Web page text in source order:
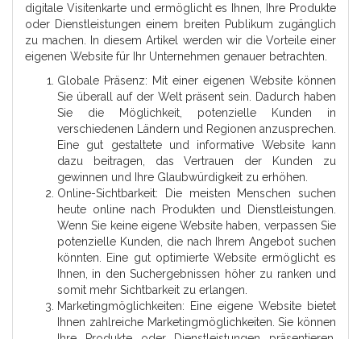
digitale Visitenkarte und ermöglicht es Ihnen, Ihre Produkte
oder Dienstleistungen einem breiten Publikum zugänglich
zu machen. In diesem Artikel werden wir die Vorteile einer
eigenen Website für Ihr Unternehmen genauer betrachten.
Globale Präsenz: Mit einer eigenen Website können
Sie überall auf der Welt präsent sein. Dadurch haben
Sie die Möglichkeit, potenzielle Kunden in
verschiedenen Ländern und Regionen anzusprechen.
Eine gut gestaltete und informative Website kann
dazu beitragen, das Vertrauen der Kunden zu
gewinnen und Ihre Glaubwürdigkeit zu erhöhen.
Online-Sichtbarkeit: Die meisten Menschen suchen
heute online nach Produkten und Dienstleistungen.
Wenn Sie keine eigene Website haben, verpassen Sie
potenzielle Kunden, die nach Ihrem Angebot suchen
könnten. Eine gut optimierte Website ermöglicht es
Ihnen, in den Suchergebnissen höher zu ranken und
somit mehr Sichtbarkeit zu erlangen.
Marketingmöglichkeiten: Eine eigene Website bietet
Ihnen zahlreiche Marketingmöglichkeiten. Sie können